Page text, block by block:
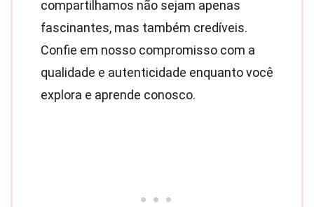
compartilhamos não sejam apenas
fascinantes, mas também credíveis.
Confie em nosso compromisso com a
qualidade e autenticidade enquanto você
explora e aprende conosco.